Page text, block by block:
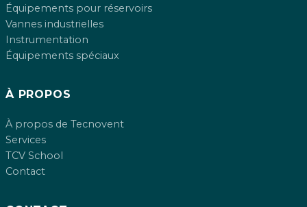
Équipements pour réservoirs
Vannes industrielles
Instrumentation
Équipements spéciaux
À PROPOS
À propos de Tecnovent
Services
TCV School
Contact